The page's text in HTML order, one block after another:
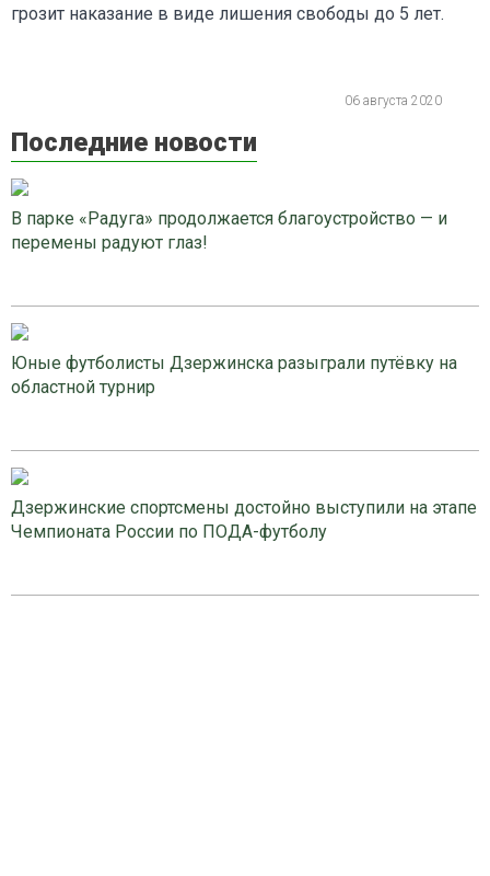
грозит наказание в виде лишения свободы до 5 лет.
06 августа 2020
Последние новости
В парке «Радуга» продолжается благоустройство — и
перемены радуют глаз!
Юные футболисты Дзержинска разыграли путёвку на
областной турнир
Дзержинские спортсмены достойно выступили на этапе
Чемпионата России по ПОДА-футболу